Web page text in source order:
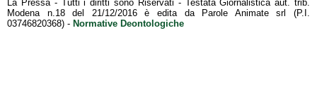
La Pressa - Tutti i diritti sono Riservati - Testata Giornalistica aut. trib.
Modena n.18 del 21/12/2016 è edita da Parole Animate srl (P.I.
03746820368) - Normative Deontologiche